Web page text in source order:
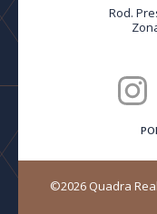
Rod.
©2026 Quadra